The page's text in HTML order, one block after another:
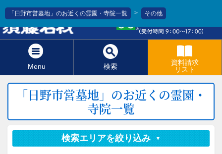
Menu 検索
資料請求
リスト
「日野市営墓地」のお近くの霊園・寺院一覧 > その他
「日野市営墓地」のお近くの霊園・
寺院一覧
検索エリアを絞り込み